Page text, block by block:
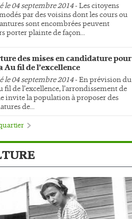
le 04 septembre 2014- Les citoyens
par des voisins dont les cours ou
sont encombrées peuvent
porter plainte de façon...
des mises en candidature pour
Au fil de l’excellence
le 04 septembre 2014- En prévision du
fil de l’excellence, l’arrondissement de
invite la population à proposer des
de...